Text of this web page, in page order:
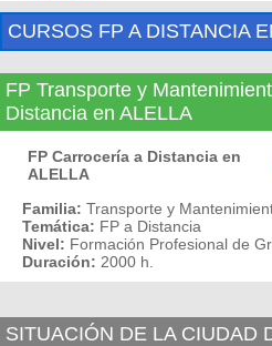
CURSOS FP A DISTANCIA
FP Transporte y
Distancia en ALELLA
FP Carrocería a Distancia en
ALELLA
Familia: Transporte y
Temática: FP a Distancia
Nivel: Formación Profesional de
Duración: 2000 h.
SITUACIÓN DE LA CIUDAD